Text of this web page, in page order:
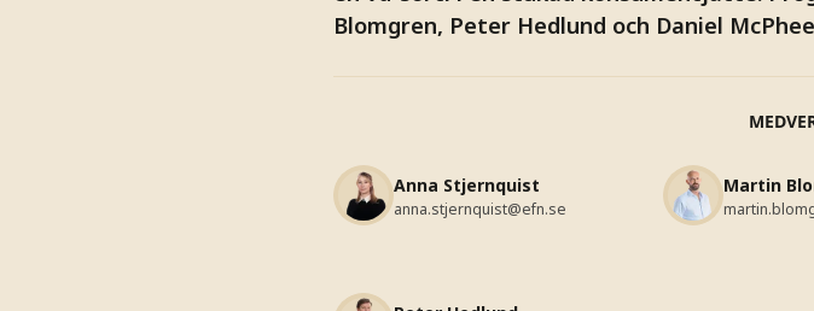
Blomgren, Peter Hedlund och Daniel
Anna Stjernquist
anna.stjernquist@efn.se
Martin